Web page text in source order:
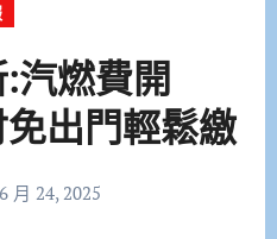
汽燃費開
出門輕鬆繳
6 月 24, 2025